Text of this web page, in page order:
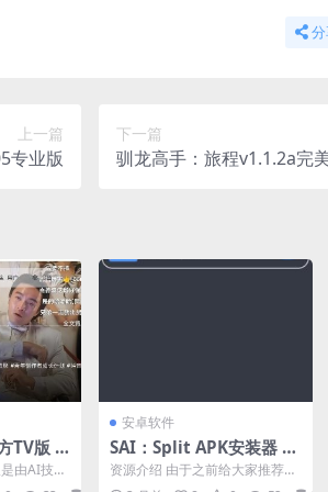
上一篇
专业版
下一篇
驯龙高手：旅程v1.1.2a完
TV版 v
由AI技术
端，专门
安卓软件
SAI：Split APK安装器 v
2.2.6专业版
资源介绍 由于之前给大家推荐的
SAI 安装应用（但不影响使用）